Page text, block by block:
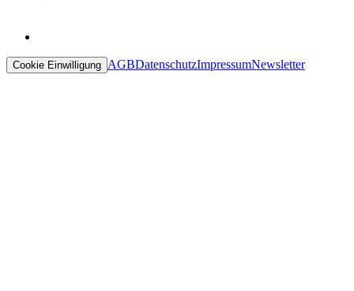
Cookie Einwilligung AGBDatenschutzImpressumNewsletter